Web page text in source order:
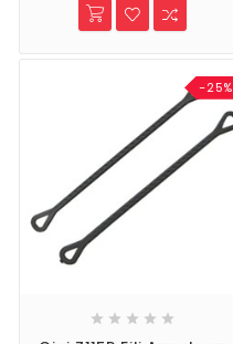
-25%
    